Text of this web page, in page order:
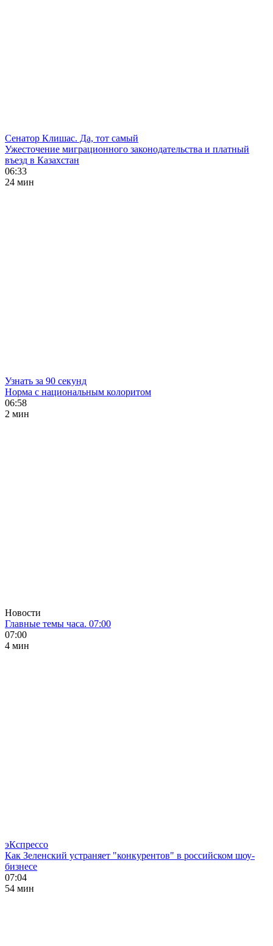
Сенатор Клишас. Да, тот самый
Ужесточение миграционного законодательства и платный
въезд в Казахстан
06:33
24 мин
Узнать за 90 секунд
Норма с национальным колоритом
06:58
2 мин
Новости
Главные темы часа. 07:00
07:00
4 мин
эКспрессо
Как Зеленский устраняет "конкурентов" в российском шоу-
бизнесе
07:04
54 мин